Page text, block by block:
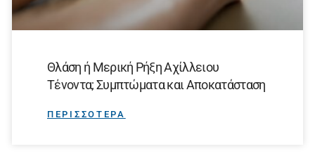
Θλάση ή Μερική Ρήξη Αχίλλειου
Τένοντα; Συμπτώματα και Αποκατάσταση
ΠΕΡΙΣΣΟΤΕΡΑ